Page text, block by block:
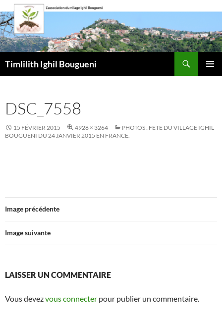
Aller
au
contenu
Timlilith Ighil Bougueni
DSC_7558
15 FÉVRIER 2015 4928 × 3264
PHOTOS : FÊTE DU VILLAGE IGHIL
BOUGUENI DU 24 JANVIER 2015 EN FRANCE.
Image précédente
Image suivante
LAISSER UN COMMENTAIRE
Vous devezvous connecter pour publier un commentaire.